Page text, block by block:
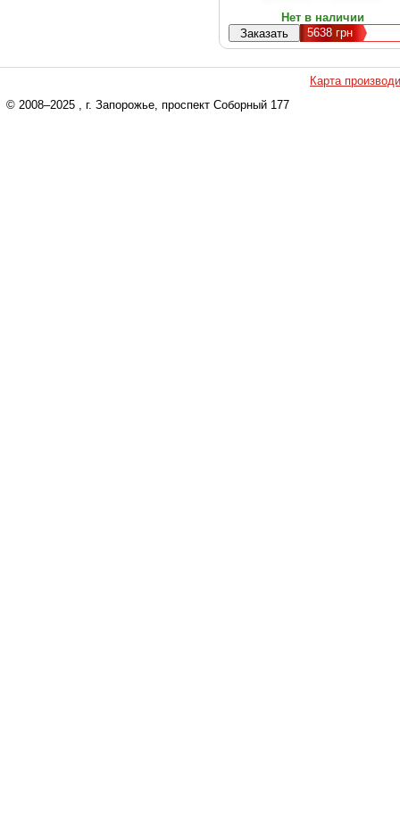
Нет в наличии
5638 грн
Карта
© 2008–2025 , г. Запорожье, проспект Соборный 177